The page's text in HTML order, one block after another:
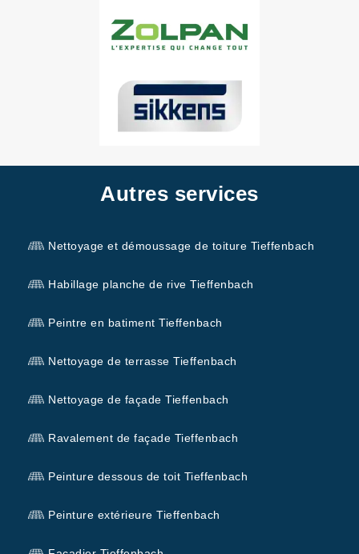
Autres services
Nettoyage et démoussage de toiture Tieffenbach
Habillage planche de rive Tieffenbach
Peintre en batiment Tieffenbach
Nettoyage de terrasse Tieffenbach
Nettoyage de façade Tieffenbach
Ravalement de façade Tieffenbach
Peinture dessous de toit Tieffenbach
Peinture extérieure Tieffenbach